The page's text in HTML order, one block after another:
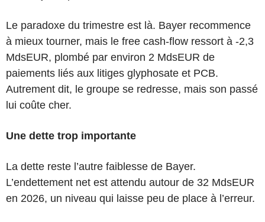
Le paradoxe du trimestre est là. Bayer recommence
à mieux tourner, mais le free cash-flow ressort à -2,3
MdsEUR, plombé par environ 2 MdsEUR de
paiements liés aux litiges glyphosate et PCB.
Autrement dit, le groupe se redresse, mais son passé
lui coûte cher.
Une dette trop importante
La dette reste l’autre faiblesse de Bayer.
L’endettement net est attendu autour de 32 MdsEUR
en 2026, un niveau qui laisse peu de place à l’erreur.